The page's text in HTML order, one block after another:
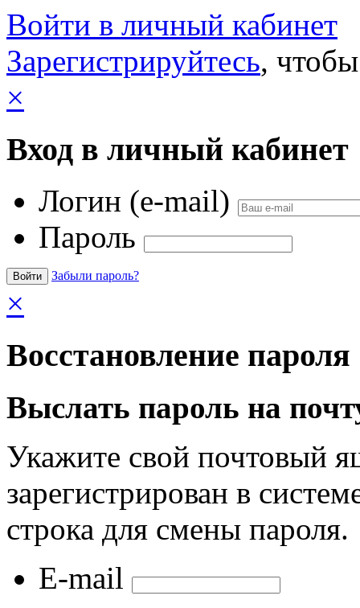
Войти в личный кабинет
Зарегистрируйтесь,
×
Вход в личный кабинет
Логин (e-mail)
Пароль
Забыли пароль?
×
Восстановление пароля
Выслать пароль на
Укажите свой почтовый
зарегистрирован в
строка для смены пароля.
E-mail